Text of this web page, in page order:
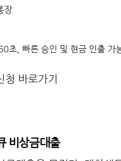
장
초, 빠른 승인 및 현금 인출 가
비상금대출